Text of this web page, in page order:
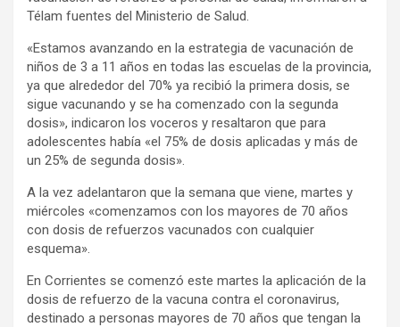
Télam fuentes del Ministerio de Salud.
«Estamos avanzando en la estrategia de vacunación de
niños de 3 a 11 años en todas las escuelas de la provincia,
ya que alrededor del 70% ya recibió la primera dosis, se
sigue vacunando y se ha comenzado con la segunda
dosis», indicaron los voceros y resaltaron que para
adolescentes había «el 75% de dosis aplicadas y más de
un 25% de segunda dosis».
A la vez adelantaron que la semana que viene, martes y
miércoles «comenzamos con los mayores de 70 años
con dosis de refuerzos vacunados con cualquier
esquema».
En Corrientes se comenzó este martes la aplicación de la
dosis de refuerzo de la vacuna contra el coronavirus,
destinado a personas mayores de 70 años que tengan la